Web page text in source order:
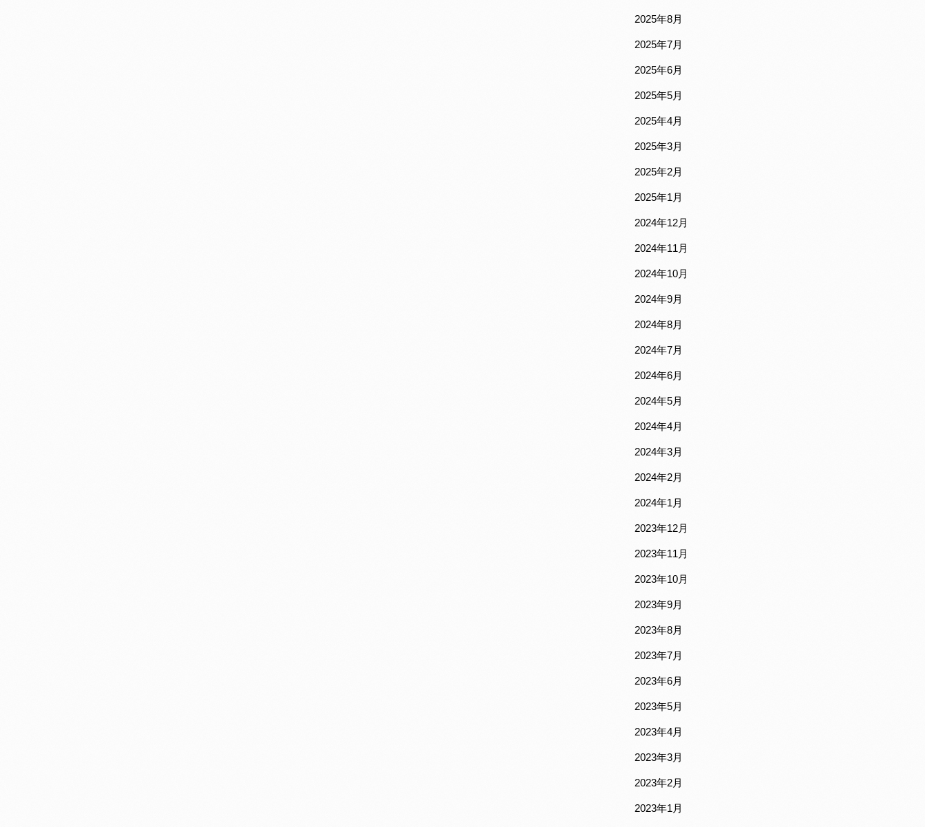
2025年8月
2025年7月
2025年6月
2025年5月
2025年4月
2025年3月
2025年2月
2025年1月
2024年12月
2024年11月
2024年10月
2024年9月
2024年8月
2024年7月
2024年6月
2024年5月
2024年4月
2024年3月
2024年2月
2024年1月
2023年12月
2023年11月
2023年10月
2023年9月
2023年8月
2023年7月
2023年6月
2023年5月
2023年4月
2023年3月
2023年2月
2023年1月